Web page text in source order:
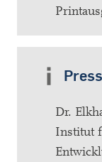
Dr.
Institut